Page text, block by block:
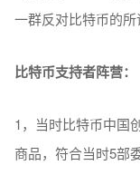
一群反对比特币的
比特币支持者阵营：
1，当时比特币中国
商品，符合当时5部